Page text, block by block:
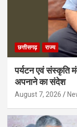
छत्तीसगढ़ राज्य
पर्यटन एवं संस्कृति
अपनाने का संदेश
August 7, 2026